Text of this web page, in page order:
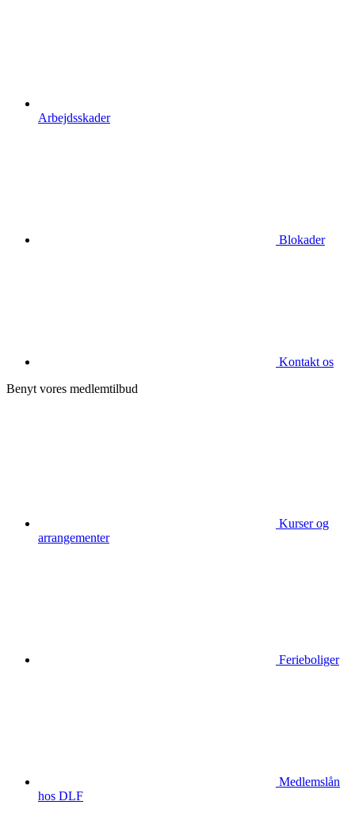
Arbejdsskader
Blokader
Kontakt os
Benyt vores medlemtilbud
Kurser og
arrangementer
Ferieboliger
Medlemslån
hos DLF